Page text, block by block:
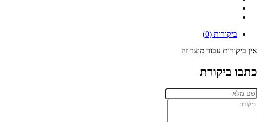
ביקורות (0)
אין ביקורות עבור מוצר זה
כתבו ביקורת